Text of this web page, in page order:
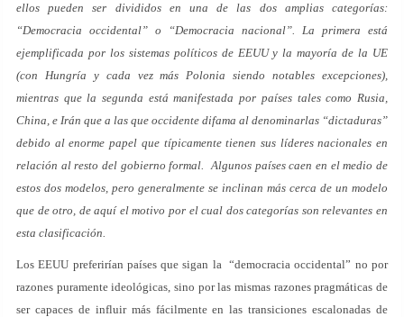
ellos pueden ser divididos en una de las dos amplias categorías:
“Democracia occidental” o “Democracia nacional”. La primera está
ejemplificada por los sistemas políticos de EEUU y la mayoría de la UE
(con Hungría y cada vez más Polonia siendo notables excepciones),
mientras que la segunda está manifestada por países tales como Rusia,
China, e Irán que a las que occidente difama al denominarlas “dictaduras”
debido al enorme papel que típicamente tienen sus líderes nacionales en
relación al resto del gobierno formal. Algunos países caen en el medio de
estos dos modelos, pero generalmente se inclinan más cerca de un modelo
que de otro, de aquí el motivo por el cual dos categorías son relevantes en
esta clasificación.
Los EEUU preferirían países que sigan la “democracia occidental” no por
razones puramente ideológicas, sino por las mismas razones pragmáticas de
ser capaces de influir más fácilmente en las transiciones escalonadas de